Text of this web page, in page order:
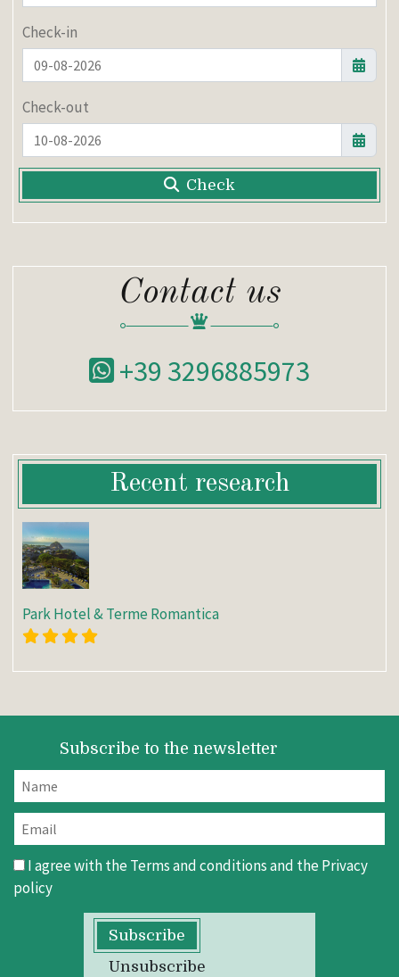
Check-in
Check-out
Check
Contact us
+39 3296885973
Recent research
Park Hotel & Terme Romantica
Subscribe to the newsletter
I agree with theTerms and conditionsand thePrivacy
policy
Subscribe
Unsubscribe